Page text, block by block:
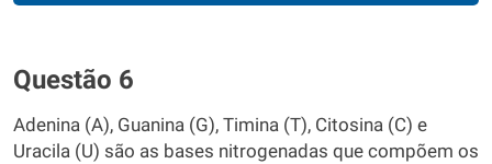
Questão 6
Adenina (A), Guanina (G), Timina (T), Citosina (C) e
Uracila (U) são as bases nitrogenadas que compõem os